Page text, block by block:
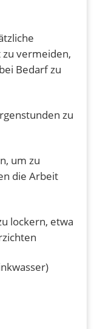
vermeiden,
Bedarf zu
zu
um zu
die Arbeit
lockern, etwa